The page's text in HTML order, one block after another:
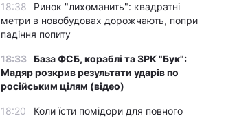
18:38
Ринок "лихоманить": квадратні
метри в новобудовах дорожчають, попри
падіння попиту
18:33 База ФСБ, кораблі та ЗРК "Бук":
Мадяр розкрив результати ударів по
російським цілям (відео)
18:20
Коли їсти помідори для повного